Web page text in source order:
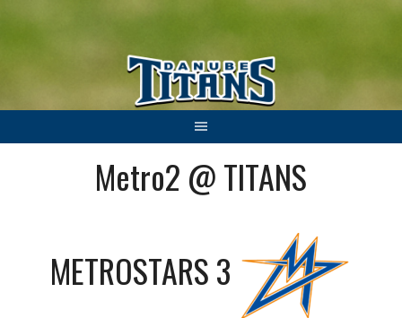
Metro2 @ TITANS
METROSTARS 3